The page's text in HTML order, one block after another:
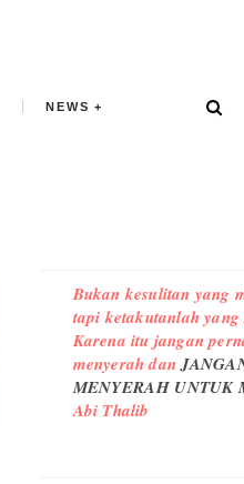
NEWS
Bukan kesulitan yang
tapi ketakutanlah
Karena itu jangan
menyerah dan
MENYERAH UNTUK
Abi Thalib